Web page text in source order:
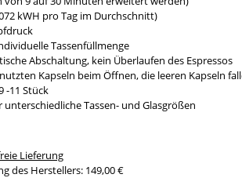
kWH pro Tag im Durchschnitt)
Tassenfüllmenge
Abschaltung, kein Überlaufen des Espressos
Kapseln beim Öffnen, die leeren Kapseln
-11 Stück
Tassen- und Glasgrößen
Lieferung
des Herstellers: 149,00 €